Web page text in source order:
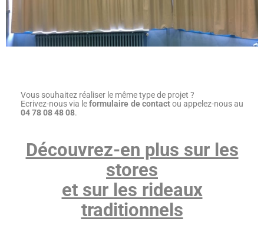
Vous souhaitez réaliser le même type de projet ?
Ecrivez-nous via leformulaire de contactou appelez-nous au
04 78 08 48 08.
Découvrez-en plus sur les
stores
et sur les rideaux
traditionnels